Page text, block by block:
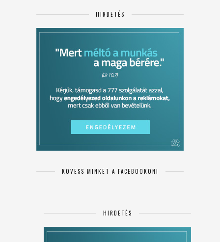
HIRDETÉS
KÖVESS MINKET A FACEBOOKON!
HIRDETÉS